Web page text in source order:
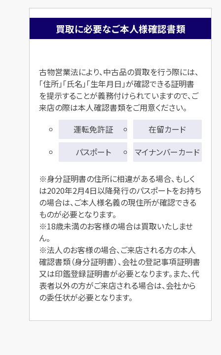
買取に必要なご本人様確認書類
古物営業法により、中古品の買取を行う際には、
「住所」「氏名」「生年月日」が確認できる証明書
を提示することが義務付けられていますので、ご
来店の際は本人確認書類をご用意ください。
運転免許証
在留カード
パスポート
マイナンバーカード
※身分証明書の住所に相違がある場合、もしく
は2020年2月4日以降発行のパスポートをお持ち
の場合は、ご本人様名義の現住所が確認できる
ものが必要となります。
※18歳未満のお客様の場合は買取いたしませ
ん。
※法人のお客様の場合、ご来店される方の本人
確認書類（身分証明書）、会社の登記事項証明書
又は印鑑登録証明書が必要となります。また、代
表者以外の方がご来店される場合は、会社から
の委任状が必要となります。